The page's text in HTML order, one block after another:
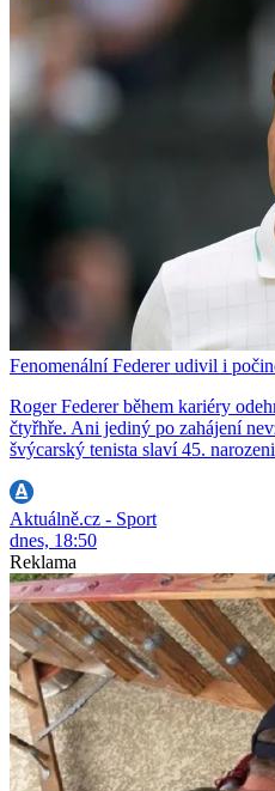
Fenomenální Federer udivil i
Roger Federer během kariéry
čtyřhře. Ani jediný po zahájení
švýcarský tenista slaví 45.
Aktuálně.cz - Sport
dnes, 18:50
Reklama